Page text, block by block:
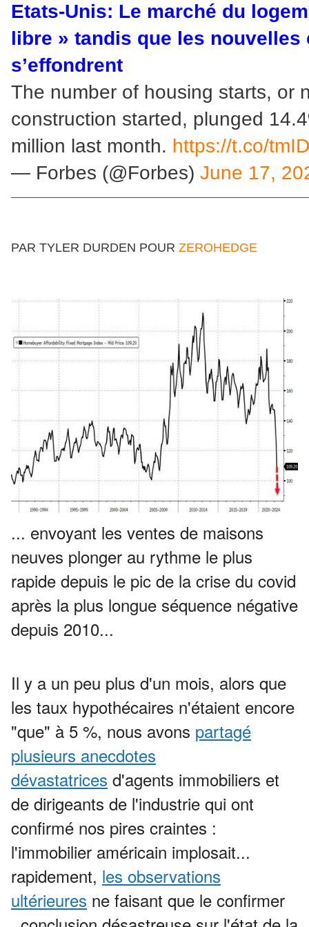
Etats-Unis: Le marché du
libre » tandis que les
s’effondrent
The number of housing starts, or
construction started, plunged
million last month. https://t.co/
— Forbes (@Forbes) June 17,
PAR TYLER DURDEN POUR ZEROHEDGE
... envoyant les ventes de maisons
neuves plonger au rythme le plus
rapide depuis le pic de la crise du covid
après la plus longue séquence négative
depuis 2010...
Il y a un peu plus d'un mois, alors que
les taux hypothécaires n'étaient encore
"que" à 5 %, nous avons partagé
plusieurs anecdotes
dévastatrices d'agents immobiliers et
de dirigeants de l'industrie qui ont
confirmé nos pires craintes :
l'immobilier américain implosait...
rapidement, les observations
ultérieures ne faisant que le confirmer